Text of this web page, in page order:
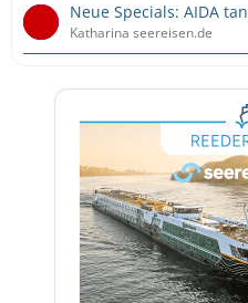
Neue Specials: AIDA
Katharina seereisen.de